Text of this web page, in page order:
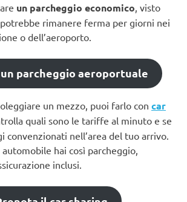
un parcheggio economico , visto
rimanere ferma per giorni nei
o dell’aeroporto.
parcheggio aeroportuale
un mezzo, puoi farlo con car
quali sono le tariffe al minuto e se
convenzionati nell’area del tuo arrivo.
hai così parcheggio,
inclusi.